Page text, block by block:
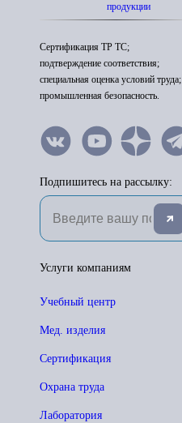
продукции
Сертификация ТР ТС;
подтверждение соответствия;
специальная оценка условий труда;
промышленная безопасность.
Подпишитесь на рассылку:
Услуги компаниям
Учебный центр
Мед. изделия
Сертификация
Охрана труда
Лаборатория